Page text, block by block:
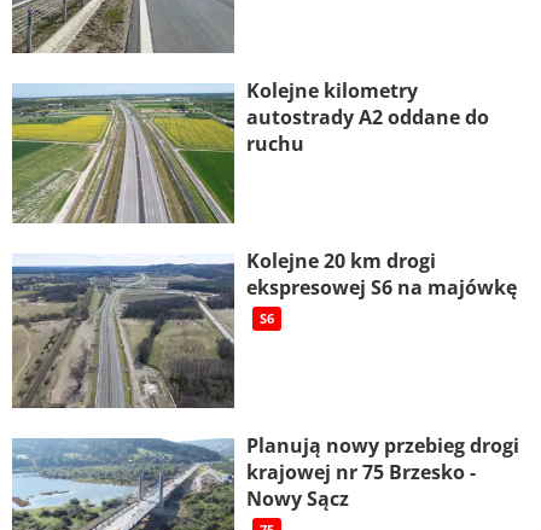
Kolejne kilometry
autostrady A2 oddane do
ruchu
Kolejne 20 km drogi
ekspresowej S6 na majówkę
S6
Planują nowy przebieg drogi
krajowej nr 75 Brzesko -
Nowy Sącz